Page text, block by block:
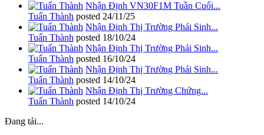
Nhận Định VN30F1M Tuần Cuối...
Tuấn Thành posted 24/11/25
Nhận Định Thị Trường Phái Sinh...
Tuấn Thành posted 18/10/24
Nhận Định Thị Trường Phái Sinh...
Tuấn Thành posted 16/10/24
Nhận Định Thị Trường Phái Sinh...
Tuấn Thành posted 14/10/24
Nhận Định Thị Trường Chứng...
Tuấn Thành posted 14/10/24
Đang tải...